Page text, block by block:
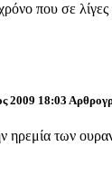
που σε
2009 18:03
ηρεμία των